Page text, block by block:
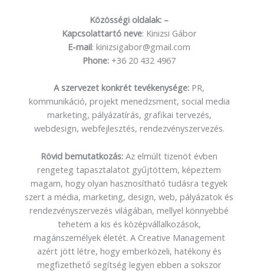
Közösségi oldalak: –
Kapcsolattartó neve: Kinizsi Gábor
E-mail: kinizsigabor@gmail.com
Phone: +36 20 432 4967
A szervezet konkrét tevékenysége: PR,
kommunikáció, projekt menedzsment, social media
marketing, pályázatírás, grafikai tervezés,
webdesign, webfejlesztés, rendezvényszervezés.
Rövid bemutatkozás: Az elmúlt tizenöt évben
rengeteg tapasztalatot gyűjtöttem, képeztem
magam, hogy olyan hasznosítható tudásra tegyek
szert a média, marketing, design, web, pályázatok és
rendezvényszervezés világában, mellyel könnyebbé
tehetem a kis és középvállalkozások,
magánszemélyek életét. A Creative Management
azért jött létre, hogy emberközeli, hatékony és
megfizethető segítség legyen ebben a sokszor